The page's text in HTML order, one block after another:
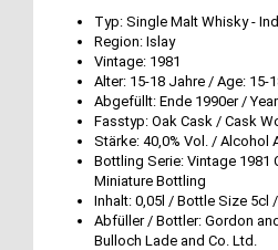
Typ: Single Malt Whisky -
Region: Islay
Vintage: 1981
Alter: 15-18 Jahre / Age: 15-
Abgefüllt: Ende 1990er /
Fasstyp: Oak Cask / Cask
Stärke: 40,0% Vol. / Alcohol
Bottling Serie: Vintage 1981
Miniature Bottling
Inhalt: 0,05l / Bottle Size 5cl /
Abfüller / Bottler: Gordon
Bulloch Lade and Co. Ltd.